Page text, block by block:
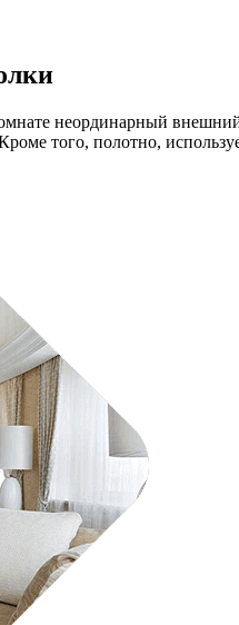
неординарный
того, полотно,